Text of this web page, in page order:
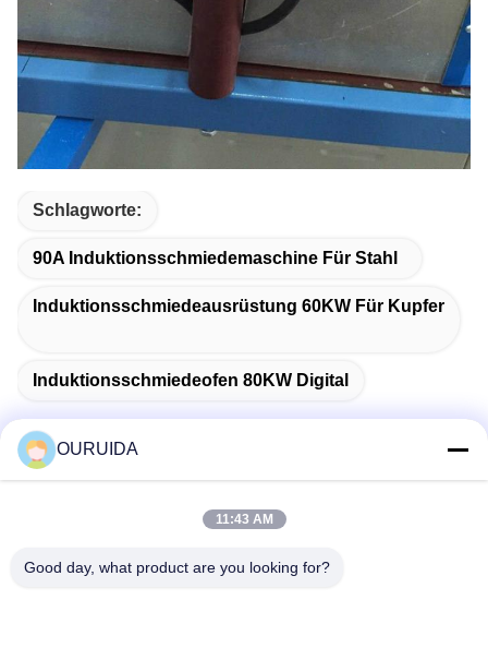
Schlagworte:
90A Induktionsschmiedemaschine Für Stahl
Induktionsschmiedeausrüstung 60KW Für Kupfer
Induktionsschmiedeofen 80KW Digital
Anschrift
OURUIDA
11:43 AM
Good day, what product are you looking for?